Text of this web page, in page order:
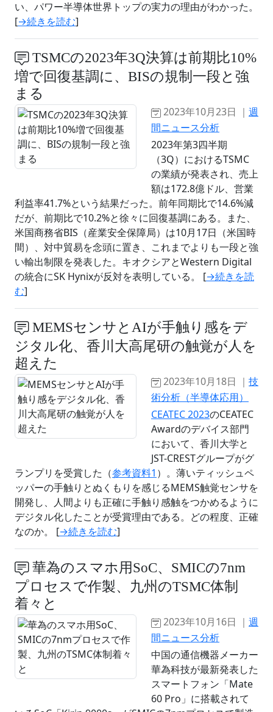
い、パワー半導体世界トップの実力の理由がわかった。
[→続きを読む]
TSMCの2023年3Q決算は前期比10%
増で回復基調に、BISの規制一段と強
まる
2023年10月23日 ｜ 週
間ニュース分析
2023年第3四半期
（3Q）におけるTSMC
の業績が発表され、売上
額は172.8億ドル、営業
利益率41.7%という結果だった。前年同期比で14.6%減
だが、前期比で10.2%と徐々に回復基調にある。また、
米国商務省BIS（産業安全保障局）は10月17日（米国時
間）、対中貿易を念頭に置き、これまでよりも一段と強
い輸出制限を発表した。キオクシアとWestern Digital
の統合にSK Hynixが反対を表明している。 [→続きを読
む]
MEMSセンサとAIが手触り感をデ
ジタル化、香川大高尾研の触覚が人を
超えた
2023年10月18日 ｜ 技
術分析（半導体応用）
CEATEC 2023のCEATEC
Awardのデバイス部門
において、香川大学と
JST-CRESTグループがグ
ランプリを受賞した（参考資料1 ）。薄いティッシュペ
ッパーの手触りとぬくもりを感じるMEMS触覚センサを
開発し、人間よりも正確に手触り感触をつかめるように
デジタル化したことが受賞理由である。どの程度、正確
なのか。 [→続きを読む]
華為のスマホ用SoC、SMICの7nm
プロセスで作製、九州のTSMC体制
着々と
2023年10月16日 ｜ 週
間ニュース分析
中国の通信機器メーカー
華為科技が最新発表した
スマートフォン「Mate
60 Pro」に搭載されて